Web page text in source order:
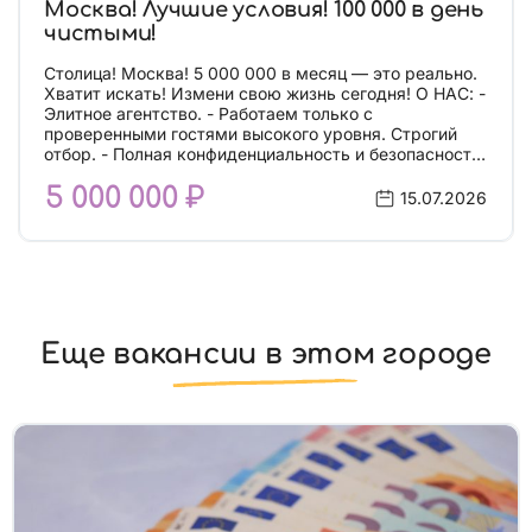
Москва! Лучшие условия! 100 000 в день
чистыми!
Столица! Москва! 5 000 000 в месяц — это реально.
Хватит искать! Измени свою жизнь сегодня! О НАС: -
Элитное агентство. - Работаем только с
проверенными гостями высокого уровня. Строгий
отбор. - Полная конфиденциальность и безопасность:
зарабатывают 100 000 в день. Чаевые и подарки не
делим - полностью оставляем моделям. - Каждой
24/7 для каждых апартаментов (время реагирования
3 минуты) - бесплатно. - Поддержка персонального
имиджмейкеры помогут выглядеть великолепно -
5 000 000 ₽ 15.07.2026
Еще вакансии в этом городе